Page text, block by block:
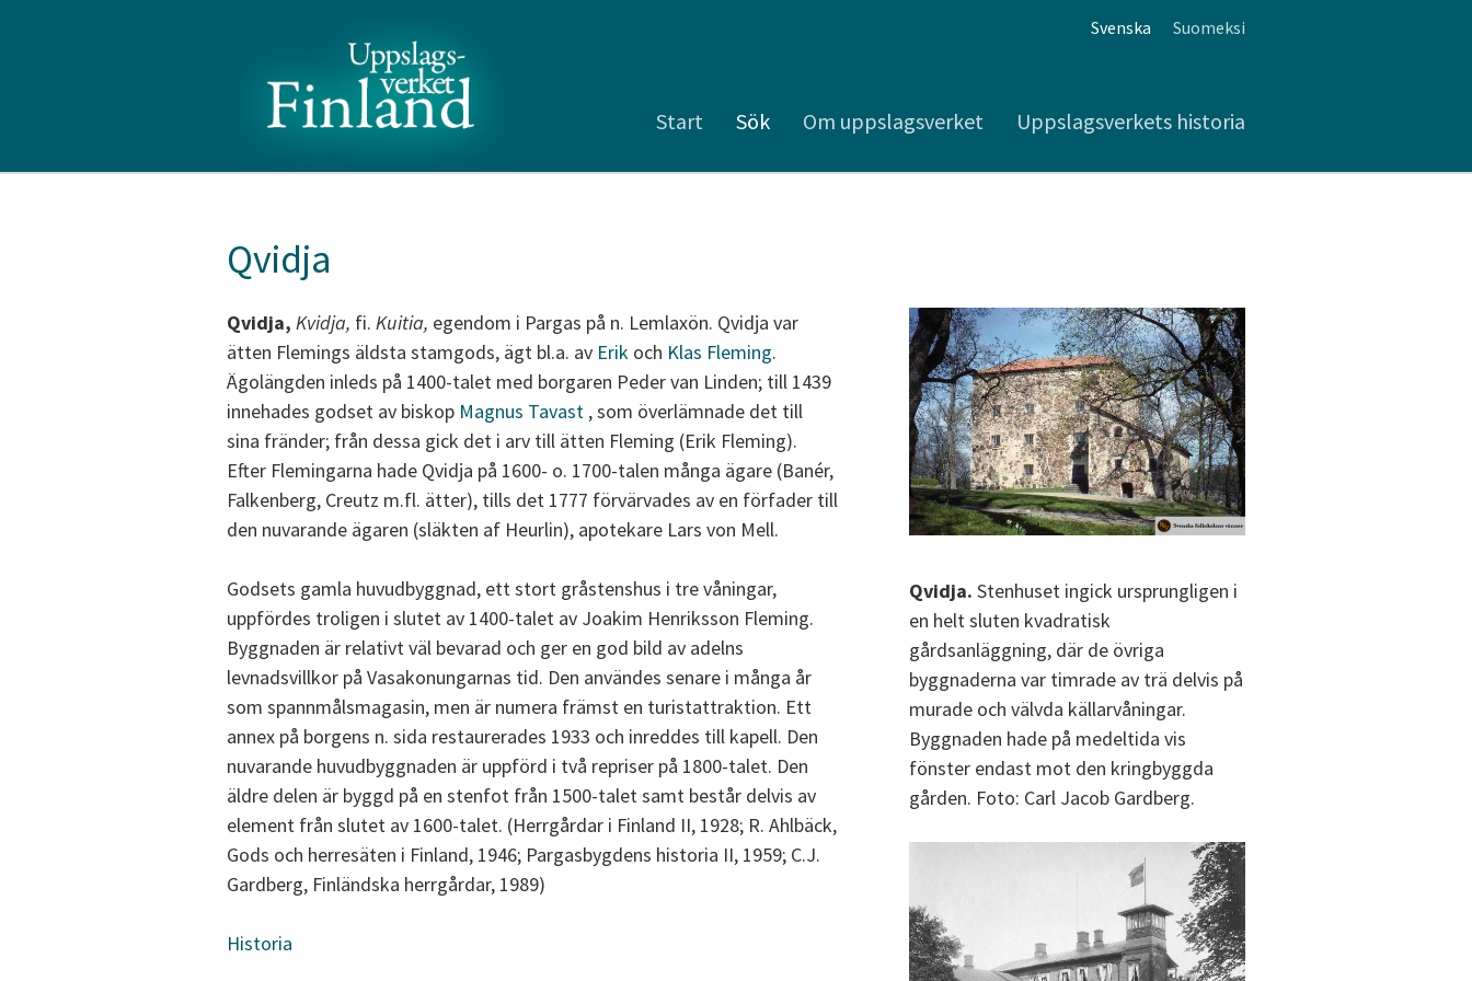
Svenska Suomeksi
Start Sök Om uppslagsverket Uppslagsverkets historia
Qvidja
Qvidja, Kvidja, fi. Kuitia, egendom i Pargas på n. Lemlaxön. Qvidja var
ätten Flemings äldsta stamgods, ägt bl.a. av Erik och Klas Fleming.
Ägolängden inleds på 1400-talet med borgaren Peder van Linden; till 1439
innehades godset av biskop Magnus Tavast , som överlämnade det till
sina fränder; från dessa gick det i arv till ätten Fleming (Erik Fleming).
Efter Flemingarna hade Qvidja på 1600- o. 1700-talen många ägare (Banér,
Falkenberg, Creutz m.fl. ätter), tills det 1777 förvärvades av en förfader till
den nuvarande ägaren (släkten af Heurlin), apotekare Lars von Mell.
Godsets gamla huvudbyggnad, ett stort gråstenshus i tre våningar,
uppfördes troligen i slutet av 1400-talet av Joakim Henriksson Fleming.
Byggnaden är relativt väl bevarad och ger en god bild av adelns
levnadsvillkor på Vasakonungarnas tid. Den användes senare i många år
som spannmålsmagasin, men är numera främst en turistattraktion. Ett
annex på borgens n. sida restaurerades 1933 och inreddes till kapell. Den
nuvarande huvudbyggnaden är uppförd i två repriser på 1800-talet. Den
äldre delen är byggd på en stenfot från 1500-talet samt består delvis av
element från slutet av 1600-talet. (Herrgårdar i Finland II, 1928; R. Ahlbäck,
Gods och herresäten i Finland, 1946; Pargasbygdens historia II, 1959; C.J.
Gardberg, Finländska herrgårdar, 1989)
Historia
Qvidja. Stenhuset ingick ursprungligen i
en helt sluten kvadratisk
gårdsanläggning, där de övriga
byggnaderna var timrade av trä delvis på
murade och välvda källarvåningar.
Byggnaden hade på medeltida vis
fönster endast mot den kringbyggda
gården. Foto: Carl Jacob Gardberg.